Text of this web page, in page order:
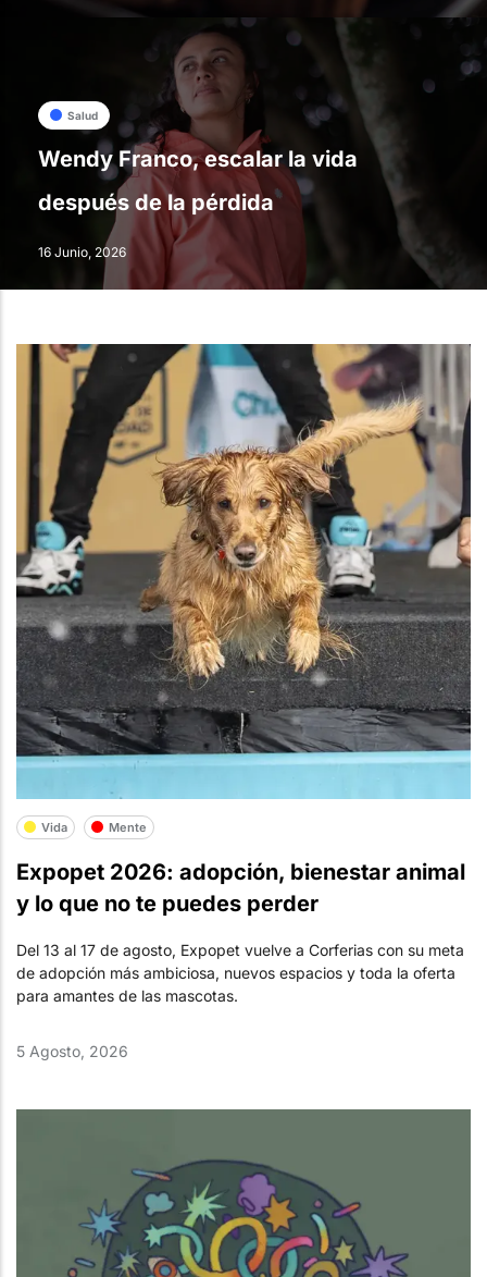
Salud
Wendy Franco, escalar la vida
después de la pérdida
16 Junio, 2026
Vida Mente
Expopet 2026: adopción, bienestar animal
y lo que no te puedes perder
Del 13 al 17 de agosto, Expopet vuelve a Corferias con su meta
de adopción más ambiciosa, nuevos espacios y toda la oferta
para amantes de las mascotas.
5 Agosto, 2026